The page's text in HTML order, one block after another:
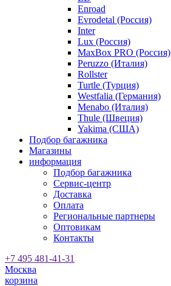
Enroad
Evrodetal (Россия)
Inter
Lux (Россия)
MaxBox PRO (Россия)
Peruzzo (Италия)
Rollster
Turtle (Турция)
Westfalia (Германия)
Menabo (Италия)
Thule (Швеция)
Yakima (США)
Подбор багажника
Магазины
информация
Подбор багажника
Сервис-центр
Доставка
Оплата
Региональные партнеры
Оптовикам
Контакты
+7 495 481-41-31
Москва
корзина